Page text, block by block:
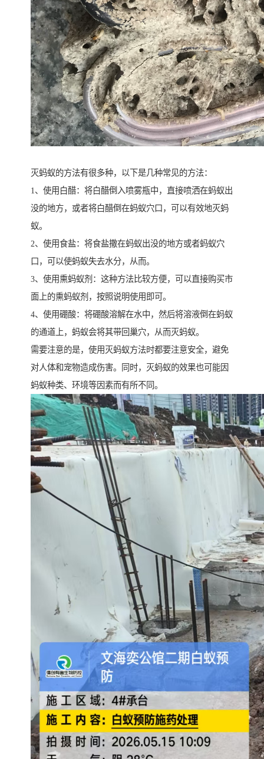
灭蚂蚁的方法有很多种，以下是几种常见的方法：
1、使用白醋：将白醋倒入喷雾瓶中，直接喷洒在蚂蚁出
没的地方，或者将白醋倒在蚂蚁穴口，可以有效地灭蚂
蚁。
2、使用食盐：将食盐撒在蚂蚁出没的地方或者蚂蚁穴
口，可以使蚂蚁失去水分，从而。
3、使用熏蚂蚁剂：这种方法比较方便，可以直接购买市
面上的熏蚂蚁剂，按照说明使用即可。
4、使用硼酸：将硼酸溶解在水中，然后将溶液倒在蚂蚁
的通道上，蚂蚁会将其带回巢穴，从而灭蚂蚁。
需要注意的是，使用灭蚂蚁方法时都要注意安全，避免
对人体和宠物造成伤害。同时，灭蚂蚁的效果也可能因
蚂蚁种类、环境等因素而有所不同。